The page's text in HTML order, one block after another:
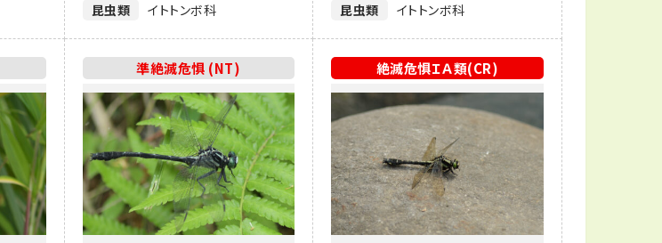
昆虫類 イトトンボ科 昆虫類 イトトンボ科
準絶滅危惧 (NT) 絶滅危惧ＩＡ類(CR)